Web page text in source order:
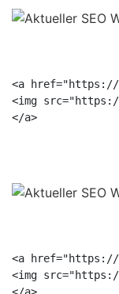
<a href="https://
<img
<a href="https://
<img